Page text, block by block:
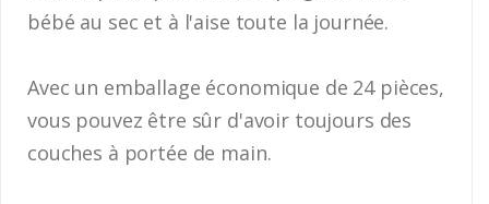
bébé au sec et à l'aise toute la journée.
Avec un emballage économique de 24 pièces,
vous pouvez être sûr d'avoir toujours des
couches à portée de main.